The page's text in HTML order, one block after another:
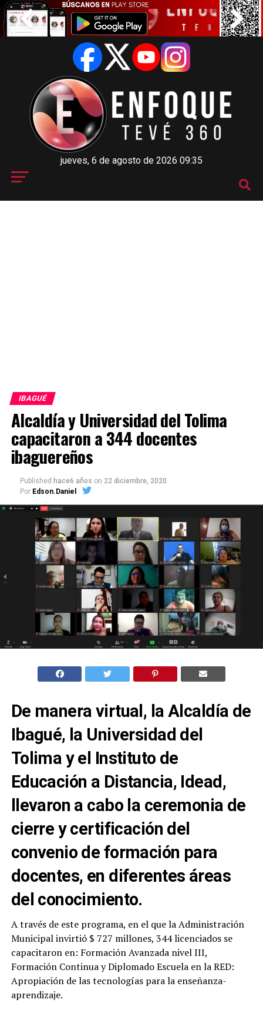
jueves, 6 de agosto de 2026 09:35
IBAGUÉ
Alcaldía y Universidad del Tolima
capacitaron a 344 docentes
ibaguereños
Published hace6 años on 22 diciembre, 2020
Por Edson.Daniel
De manera virtual, la Alcaldía de
Ibagué, la Universidad del
Tolima y el Instituto de
Educación a Distancia, Idead,
llevaron a cabo la ceremonia de
cierre y certificación del
convenio de formación para
docentes, en diferentes áreas
del conocimiento.
A través de este programa, en el que la Administración
Municipal invirtió $ 727 millones, 344 licenciados se
capacitaron en: Formación Avanzada nivel III,
Formación Continua y Diplomado Escuela en la RED:
Apropiación de las tecnologías para la enseñanza-
aprendizaje.